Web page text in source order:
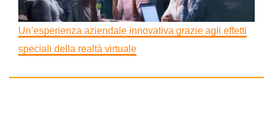
Un’esperienza aziendale innovativa grazie agli effetti
speciali della realtà virtuale